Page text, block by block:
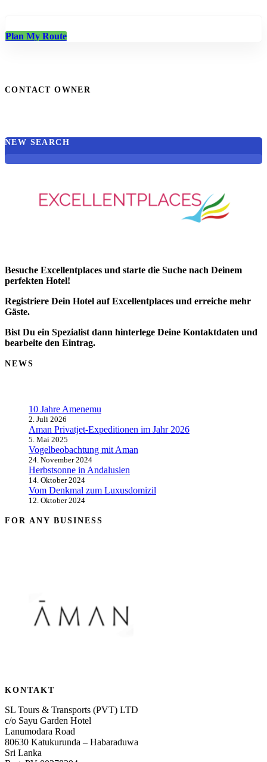
Plan My Route
CONTACT OWNER
NEW SEARCH
Besuche Excellentplaces und starte die Suche nach Deinem
perfekten Hotel!
Registriere Dein Hotel auf Excellentplaces und erreiche mehr
Gäste.
Bist Du ein Spezialist dann hinterlege Deine Kontaktdaten und
bearbeite den Eintrag.
NEWS
10 Jahre Amenemu
2. Juli 2026
Aman Privatjet-Expeditionen im Jahr 2026
5. Mai 2025
Vogelbeobachtung mit Aman
24. November 2024
Herbstsonne in Andalusien
14. Oktober 2024
Vom Denkmal zum Luxusdomizil
12. Oktober 2024
FOR ANY BUSINESS
KONTAKT
SL Tours & Transports (PVT) LTD
c/o Sayu Garden Hotel
Lanumodara Road
80630 Katukurunda – Habaraduwa
Sri Lanka